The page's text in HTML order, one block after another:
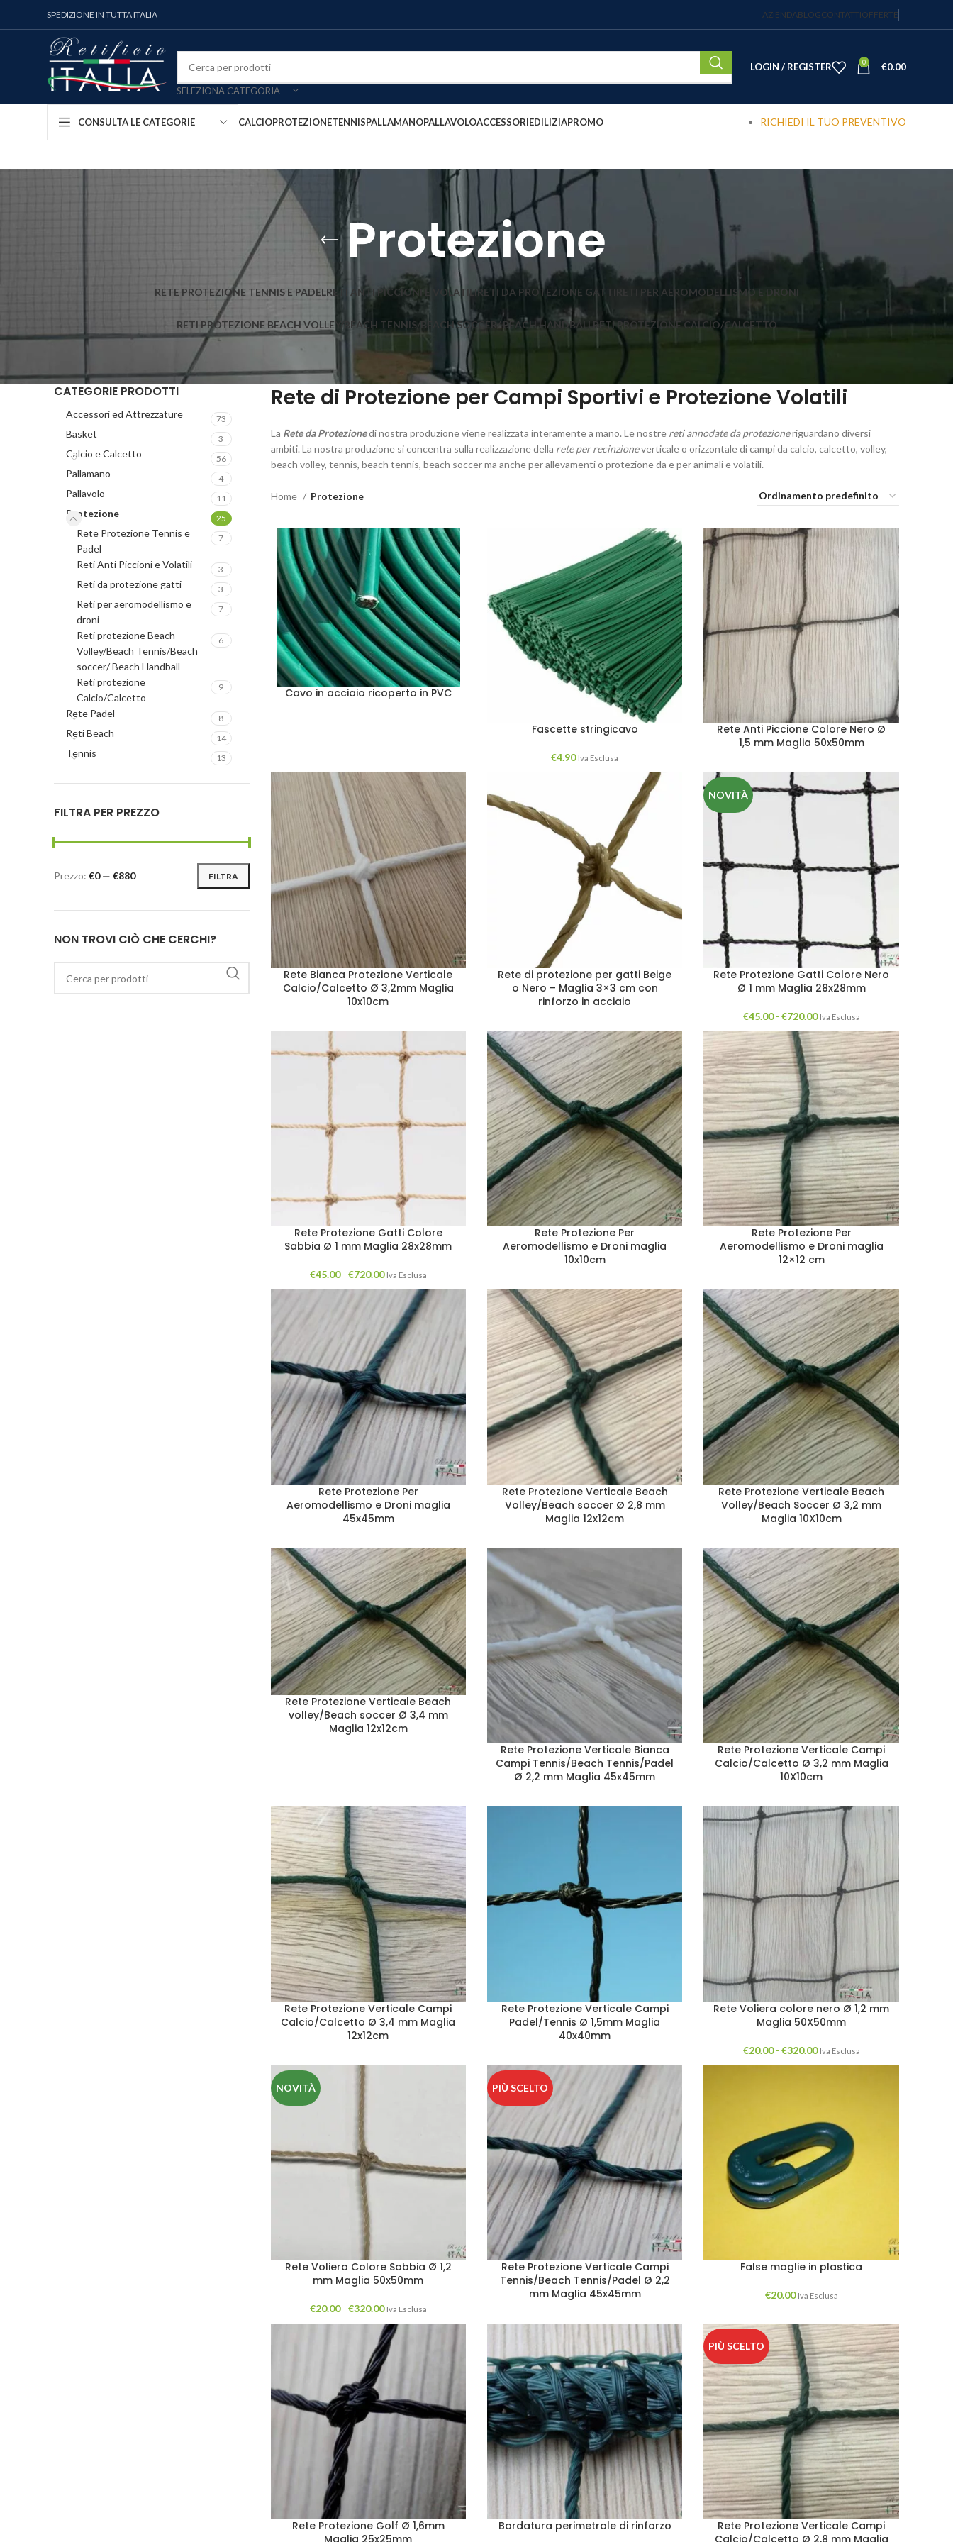
SPEDIZIONE IN TUTTA ITALIA AZIENDABLOGCONTATTIOFFERTE
SELEZIONA CATEGORIA
LOGIN / REGISTER 0 €0.00
CONSULTA LE CATEGORIE CALCIOPROTEZIONETENNISPALLAMANOPALLAVOLOACCESSORIEDILIZIAPROMO RICHIEDI IL TUO PREVENTIVO
Protezione
RETE PROTEZIONE TENNIS E PADELRETI ANTI PICCIONI E VOLATILIRETI DA PROTEZIONE GATTI RETI PER AEROMODELLISMO E DRONI
RETI PROTEZIONE BEACH VOLLEY/BEACH TENNIS/BEACH SOCCER/ BEACH HANDBALLRETI PROTEZIONE CALCIO/CALCETTO
CATEGORIE PRODOTTI
Accessori ed Attrezzature 73
Basket 3
Calcio e Calcetto 56
Pallamano 4
Pallavolo 11
Protezione 25
Rete Protezione Tennis e
Padel
7
Reti Anti Piccioni e Volatili 3
Reti da protezione gatti 3
Reti per aeromodellismo e
droni
7
Reti protezione Beach
Volley/Beach Tennis/Beach
soccer/ Beach Handball
6
Reti protezione
Calcio/Calcetto
9
Rete Padel 8
Reti Beach 14
Tennis 13
FILTRA PER PREZZO
FILTRA
Prezzo: €0— €880
NON TROVI CIÒ CHE CERCHI?
Rete di Protezione per Campi Sportivi e Protezione Volatili
La Rete da Protezionedi nostra produzione viene realizzata interamente a mano. Le nostre reti annodate da protezioneriguardano diversi
ambiti. La nostra produzione si concentra sulla realizzazione della rete per recinzioneverticale o orizzontale di campi da calcio, calcetto, volley,
beach volley, tennis, beach tennis, beach soccer ma anche per allevamenti o protezione da e per animali e volatili.
Home Protezione
Cavo in acciaio ricoperto in PVC
Fascette stringicavo
€4.90 Iva Esclusa
Rete Anti Piccione Colore Nero Ø
1,5 mm Maglia 50x50mm
Rete Bianca Protezione Verticale
Calcio/Calcetto Ø 3,2mm Maglia
10x10cm
Rete di protezione per gatti Beige
o Nero – Maglia 3×3 cm con
rinforzo in acciaio
NOVITÀ
Rete Protezione Gatti Colore Nero
Ø 1 mm Maglia 28x28mm
€45.00 - €720.00 Iva Esclusa
Rete Protezione Gatti Colore
Sabbia Ø 1 mm Maglia 28x28mm
€45.00 - €720.00 Iva Esclusa
Rete Protezione Per
Aeromodellismo e Droni maglia
10x10cm
Rete Protezione Per
Aeromodellismo e Droni maglia
12×12 cm
Rete Protezione Per
Aeromodellismo e Droni maglia
45x45mm
Rete Protezione Verticale Beach
Volley/Beach soccer Ø 2,8 mm
Maglia 12x12cm
Rete Protezione Verticale Beach
Volley/Beach Soccer Ø 3,2 mm
Maglia 10X10cm
Rete Protezione Verticale Beach
volley/Beach soccer Ø 3,4 mm
Maglia 12x12cm
Rete Protezione Verticale Bianca
Campi Tennis/Beach Tennis/Padel
Ø 2,2 mm Maglia 45x45mm
Rete Protezione Verticale Campi
Calcio/Calcetto Ø 3,2 mm Maglia
10X10cm
Rete Protezione Verticale Campi
Calcio/Calcetto Ø 3,4 mm Maglia
12x12cm
Rete Protezione Verticale Campi
Padel/Tennis Ø 1,5mm Maglia
40x40mm
Rete Voliera colore nero Ø 1,2 mm
Maglia 50X50mm
€20.00 - €320.00 Iva Esclusa
NOVITÀ
Rete Voliera Colore Sabbia Ø 1,2
mm Maglia 50x50mm
€20.00 - €320.00 Iva Esclusa
PIÙ SCELTO
Rete Protezione Verticale Campi
Tennis/Beach Tennis/Padel Ø 2,2
mm Maglia 45x45mm
False maglie in plastica
€20.00 Iva Esclusa
Rete Protezione Golf Ø 1,6mm
Maglia 25x25mm
Bordatura perimetrale di rinforzo
PIÙ SCELTO
Rete Protezione Verticale Campi
Calcio/Calcetto Ø 2,8 mm Maglia